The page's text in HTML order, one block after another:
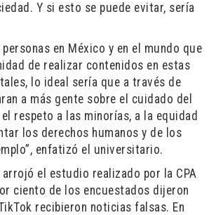
Y si esto se puede evitar, sería
en México y en el mundo que
de realizar contenidos en estas
lo ideal sería que a través de
a más gente sobre el cuidado del
respeto a las minorías, a la equidad
los derechos humanos y de los
enfatizó el universitario.
el estudio realizado por la CPA
ciento de los encuestados dijeron
recibieron noticias falsas. En